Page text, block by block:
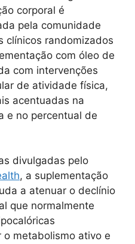
corporal é
pela comunidade
clínicos randomizados
com óleo de
com intervenções
de atividade física,
acentuadas na
e no percentual de
divulgadas pelo
, a suplementação
a atenuar o declínio
que normalmente
o metabolismo ativo e